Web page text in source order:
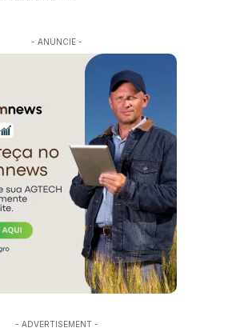
- ANUNCIE -
- ADVERTISEMENT -